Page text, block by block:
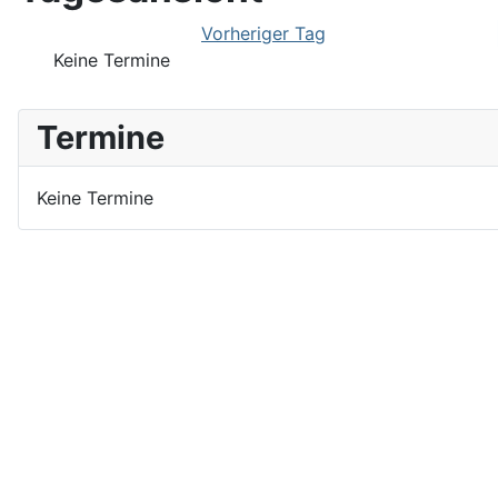
Termine
Keine Termine
Vorheriger Tag
Keine Termine